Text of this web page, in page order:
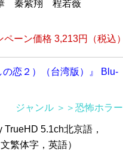
秦紫翔 程若薇
ペーン価格 3,213円（税込）
の恋２）（台湾版）』 Blu-
ジャンル ＞＞恐怖ホラー
TrueHD 5.1ch北京語，
繁体字，英語）